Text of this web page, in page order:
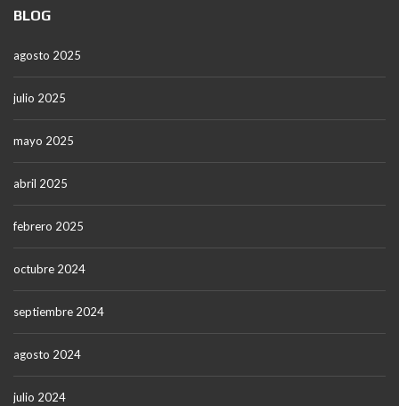
BLOG
agosto 2025
julio 2025
mayo 2025
abril 2025
febrero 2025
octubre 2024
septiembre 2024
agosto 2024
julio 2024